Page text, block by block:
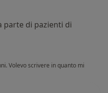
parte di pazienti di
Volevo scrivere in quanto mi